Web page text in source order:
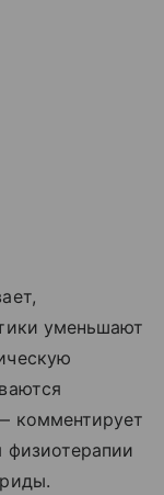
уменьшают
комментирует